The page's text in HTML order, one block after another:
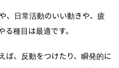
、日常活動のいい動きや、疲
種目は最適です。
ば、反動をつけたり、瞬発的に